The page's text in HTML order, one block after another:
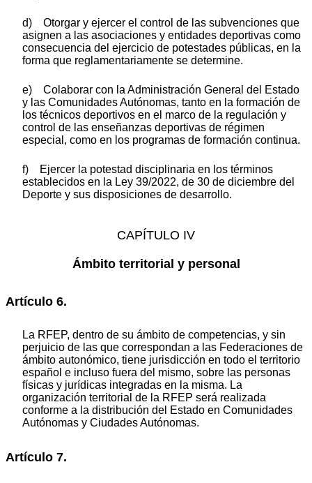
d) Otorgar y ejercer el control de las subvenciones que
asignen a las asociaciones y entidades deportivas como
consecuencia del ejercicio de potestades públicas, en la
forma que reglamentariamente se determine.
e) Colaborar con la Administración General del Estado
y las Comunidades Autónomas, tanto en la formación de
los técnicos deportivos en el marco de la regulación y
control de las enseñanzas deportivas de régimen
especial, como en los programas de formación continua.
f) Ejercer la potestad disciplinaria en los términos
establecidos en la Ley 39/2022, de 30 de diciembre del
Deporte y sus disposiciones de desarrollo.
CAPÍTULO IV
Ámbito territorial y personal
Artículo 6.
La RFEP, dentro de su ámbito de competencias, y sin
perjuicio de las que correspondan a las Federaciones de
ámbito autonómico, tiene jurisdicción en todo el territorio
español e incluso fuera del mismo, sobre las personas
físicas y jurídicas integradas en la misma. La
organización territorial de la RFEP será realizada
conforme a la distribución del Estado en Comunidades
Autónomas y Ciudades Autónomas.
Artículo 7.